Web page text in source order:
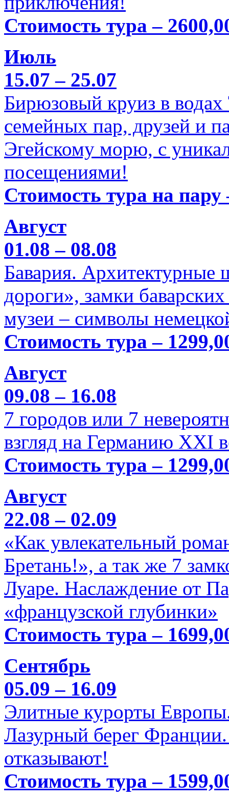
Стоимость тура –
Июль
15.07 – 25.07
Бирюзовый круиз в
семейных пар, друзей и
Эгейскому морю, с
посещениями!
Стоимость тура на пару
Август
01.08 – 08.08
Бавария. Архитектурные
дороги», замки
музеи – символы
Стоимость тура –
Август
09.08 – 16.08
7 городов или 7
взгляд на Германию XXI
Стоимость тура –
Август
22.08 – 02.09
«Как увлекательный
Бретань!», а так же 7
Луаре. Наслаждение от
«французской глубинки»
Стоимость тура –
Сентябрь
05.09 – 16.09
Элитные курорты
Лазурный берег
отказывают!
Стоимость тура –